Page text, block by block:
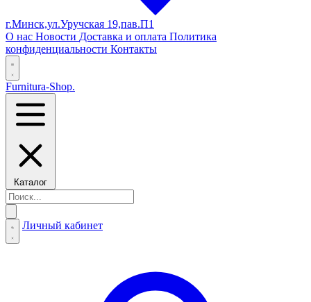
г.Минск,ул.Уручская 19,пав.П1
О нас Новости Доставка и оплата Политика
конфиденциальности Контакты
Furnitura-Shop.
Каталог
Личный кабинет